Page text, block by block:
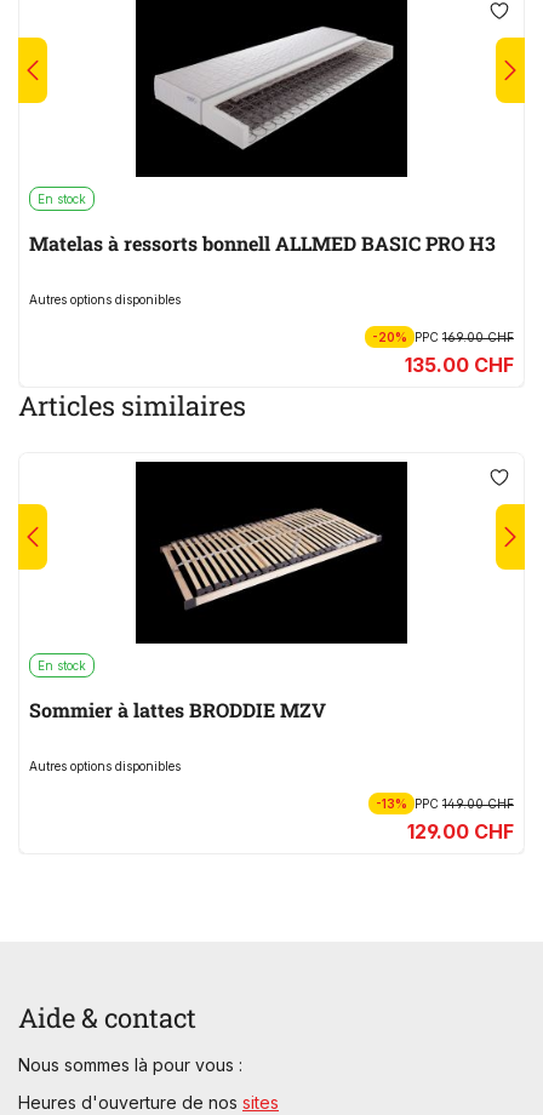
En stock
Matelas à ressorts bonnell ALLMED BASIC PRO H3
Autres options disponibles
-20% PPC169.00 CHF
135.00 CHF
Articles similaires
En stock
Sommier à lattes BRODDIE MZV
Autres options disponibles
-13% PPC149.00 CHF
129.00 CHF
Aide & contact
Nous sommes là pour vous :
Heures d'ouverture de nos sites